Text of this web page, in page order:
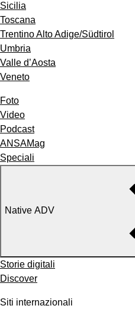
Sicilia
Toscana
Trentino Alto Adige/Südtirol
Umbria
Valle d’Aosta
Veneto
Foto
Video
Podcast
ANSAMag
Speciali
Native ADV
Storie digitali
Discover
Siti internazionali